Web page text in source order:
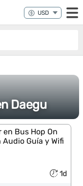
Daegu
en Bus Hop On
Audio Guía y Wifi
1d